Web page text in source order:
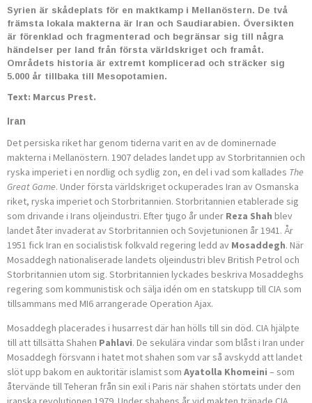
Syrien är skådeplats för en maktkamp i Mellanöstern. De två
främsta lokala makterna är Iran och Saudiarabien. Översikten
är förenklad och fragmenterad och begränsar sig till några
händelser per land från första världskriget och framåt.
Områdets historia är extremt komplicerad och sträcker sig
5.000 år tillbaka till Mesopotamien.
Text: Marcus Prest.
Iran
Det persiska riket har genom tiderna varit en av de dominernade
makterna i Mellanöstern. 1907 delades landet upp av Storbritannien och
ryska imperiet i en nordlig och sydlig zon, en del i vad som kallades The
Great Game. Under första världskriget ockuperades Iran av Osmanska
riket, ryska imperiet och Storbritannien. Storbritannien etablerade sig
som drivande i Irans olje­industri. Efter tjugo år under Reza Shah blev
landet åter invaderat av Storbritannien och Sovjetunionen år 1941. År
1951 fick Iran en socialistisk folkvald regering ledd av Mosaddegh. När
Mosaddegh nationaliserade landets oljeindustri blev British Petrol och
Storbritannien utom sig. Storbritannien lyckades beskriva Mosaddeghs
regering som kommunistisk och sälja idén om en statskupp till CIA som
tillsammans med MI6 arrangerade Operation Ajax.
Mosaddegh placerades i husarrest där han hölls till sin död. CIA hjälpte
till att tillsätta Shahen Pahlavi. De sekulära vindar som blåst i Iran under
Mosaddegh försvann i hatet mot shahen som var så avskydd att landet
slöt upp bakom en auktoritär islamist som Ayatol­la Khomeini – som
återvände till Teheran från sin exil i Paris när shahen störtats under den